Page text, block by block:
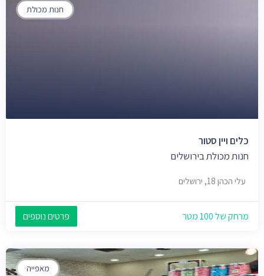
חנות מכולת
כלים ויין סטור
חנות מכולת בירושלים
עלי הכהן 18, ירושלים
מרחק של 100 מטר פרטים נוספים
מאפייה